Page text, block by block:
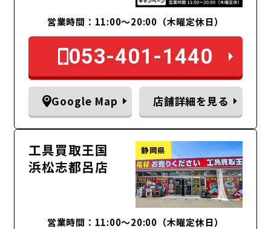
営業時間：11:00〜20:00（木曜定休日）
053-401-1440
Google Map 店舗詳細を見る
工具買取王国
浜松志都呂店
静岡県
営業時間：11:00～20:00（木曜定休日）